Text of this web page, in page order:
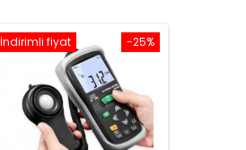
-25%
İndirimli fiyat